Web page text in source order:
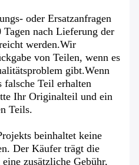
oder Ersatzanfragen
nach Lieferung der
werden.Wir
von Teilen, wenn es
gibt.Wenn
falsche Teil erhalten
Ihr Originalteil und ein
Teils.
beinhaltet keine
Der Käufer trägt die
zusätzliche Gebühr,